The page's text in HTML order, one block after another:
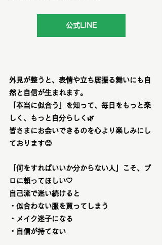
公式LINE
外見が整うと、表情や立ち居振る舞いにも自
然と自信が生まれます。
「本当に似合う」を知って、毎日をもっと楽
しく、もっと自分らしく🌿
皆さまにお会いできるのを心より楽しみにし
ております😊
「何をすればいいか分からない人」こそ、プ
ロに頼ってほしい🤍
自己流で迷い続けると
・似合わない服を買ってしまう
・メイク迷子になる
・自信が持てない